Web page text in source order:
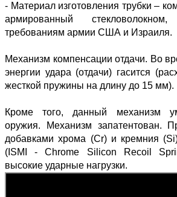
- Материал изготовления трубки –
армированный стекловолокном,
требованиям армии США и Израиля.
Механизм компенсации отдачи. Во
энергии удара (отдачи) гасится
жесткой пружины на длину до 15 мм).
Кроме того, данный механизм
оружия. Механизм запатентован.
добавками хрома (Cr) и кремния
(ISMI - Chrome Silicon Recoil
высокие ударные нагрузки.